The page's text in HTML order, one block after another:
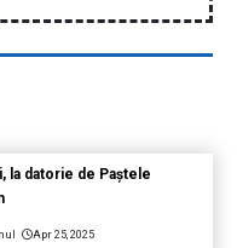
la datorie de Paștele
Apr 25, 2025